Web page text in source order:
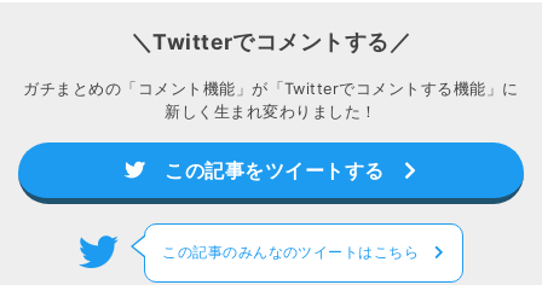
＼Twitterでコメントする／
ガチまとめの「コメント機能」が「Twitterでコメントする機能」に
新しく生まれ変わりました！
この記事をツイートする
この記事のみんなのツイートはこちら